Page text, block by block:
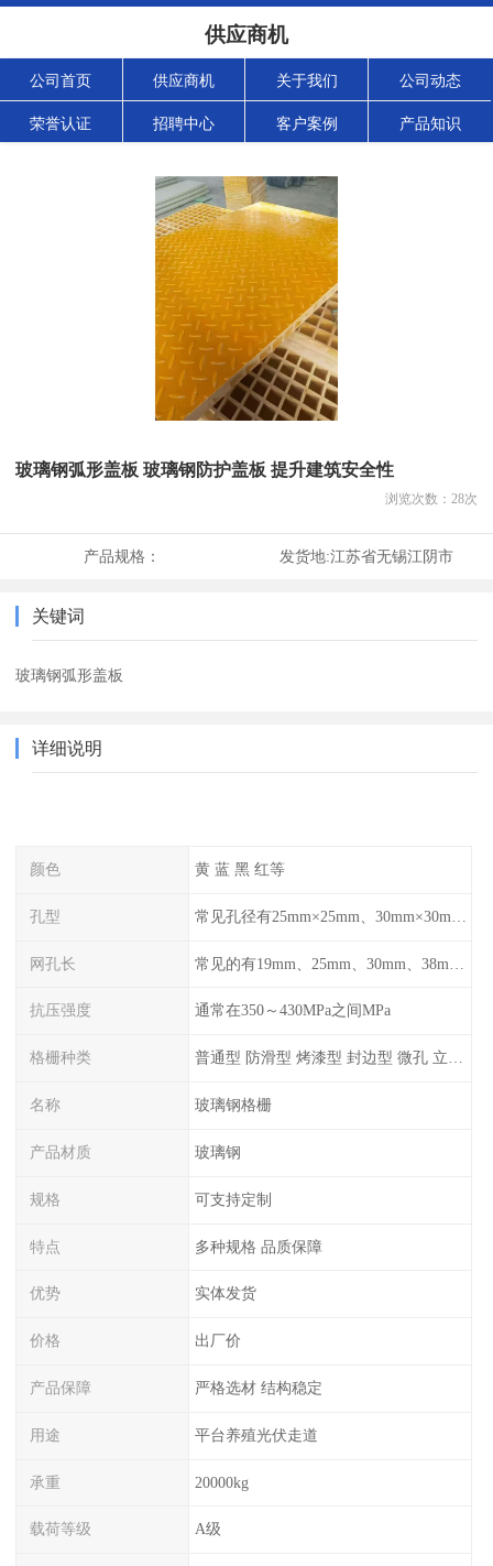
供应商机
公司首页 供应商机 关于我们 公司动态
荣誉认证 招聘中心 客户案例 产品知识
玻璃钢弧形盖板 玻璃钢防护盖板 提升建筑安全性
浏览次数： 28次
产品规格： 发货地:江苏省无锡江阴市
关键词
玻璃钢弧形盖板
详细说明
颜色 黄 蓝 黑 红等
孔型
网孔长
抗压强度 通常在350～430MPa之间MPa
格栅种类 普通型 防滑型 ‌烤漆型 封边型 ‌微孔 立体 加砂覆面型 平面型
名称 玻璃钢格栅
产品材质 玻璃钢
规格 可支持定制
特点 多种规格 品质保障
优势 实体发货
价格 出厂价
产品保障 严格选材 结构稳定
用途 平台养殖光伏走道
承重 20000kg
载荷等级 A级